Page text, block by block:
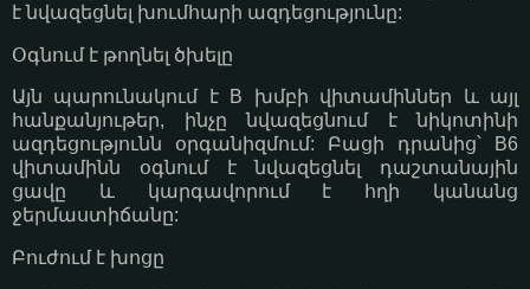
է նվազեցնել խումհարի ազդեցությունը:
Օգնում է թողնել ծխելը
Այն պարունակում է В խմբի վիտամիններ և այլ
հանքանյութեր, ինչը նվազեցնում է նիկոտինի
ազդեցությունն օրգանիզմում: Բացի դրանից՝ B6
վիտամինն օգնում է նվազեցնել դաշտանային
ցավը և կարգավորում է հղի կանանց
ջերմաստիճանը:
Բուժում է խոցը